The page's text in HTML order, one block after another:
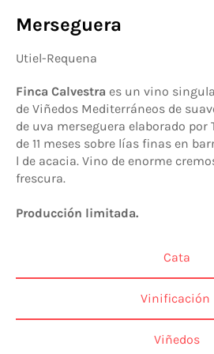
Merseguera
Utiel-Requena
Finca Calvestra es un vino
de Viñedos Mediterráneos de
de uva merseguera elaborado por
de 11 meses sobre lías finas en
l de acacia. Vino de enorme
frescura.
Producción limitada.
Cata
Vinificación
Viñedos